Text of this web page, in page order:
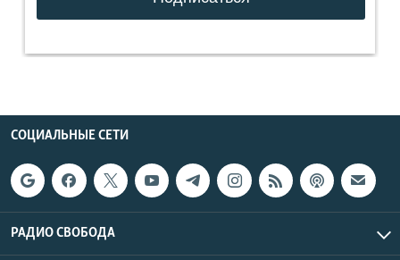
СОЦИАЛЬНЫЕ СЕТИ
РАДИО СВОБОДА